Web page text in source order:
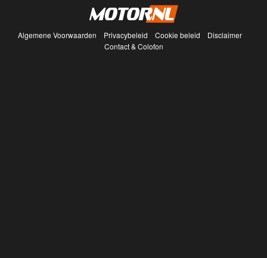
Algemene Voorwaarden Privacybeleid Cookie beleid
Disclaimer
Contact & Colofon